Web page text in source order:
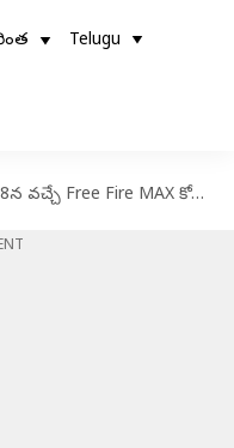
Telugu
Free Fire MAX కోడ్స్ రీడీమ్ విధానం